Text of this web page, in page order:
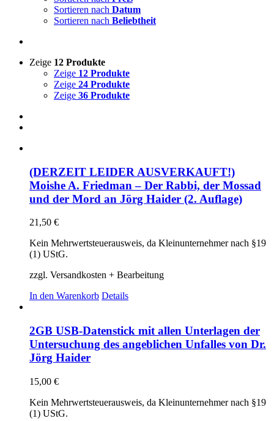
Sortieren nach Datum
Sortieren nach Beliebtheit
Zeige 12 Produkte
Zeige 12 Produkte
Zeige 24 Produkte
Zeige 36 Produkte
(DERZEIT LEIDER AUSVERKAUFT!)
Moishe A. Friedman – Der Rabbi, der Mossad
und der Mord an Jörg Haider (2. Auflage)
21,50 €
Kein Mehrwertsteuerausweis, da Kleinunternehmer nach §19
(1) UStG.
zzgl. Versandkosten + Bearbeitung
In den Warenkorb Details
2GB USB-Datenstick mit allen Unterlagen der
Untersuchung des angeblichen Unfalles von Dr.
Jörg Haider
15,00 €
Kein Mehrwertsteuerausweis, da Kleinunternehmer nach §19
(1) UStG.